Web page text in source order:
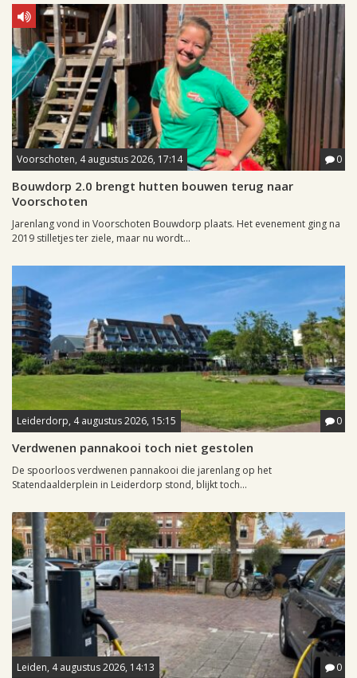
Voorschoten, 4 augustus 2026, 17:14 0
Bouwdorp 2.0 brengt hutten bouwen terug naar
Voorschoten
Jarenlang vond in Voorschoten Bouwdorp plaats. Het evenement ging na
2019 stilletjes ter ziele, maar nu wordt...
Leiderdorp, 4 augustus 2026, 15:15 0
Verdwenen pannakooi toch niet gestolen
De spoorloos verdwenen pannakooi die jarenlang op het
Statendaalderplein in Leiderdorp stond, blijkt toch...
Leiden, 4 augustus 2026, 14:13 0